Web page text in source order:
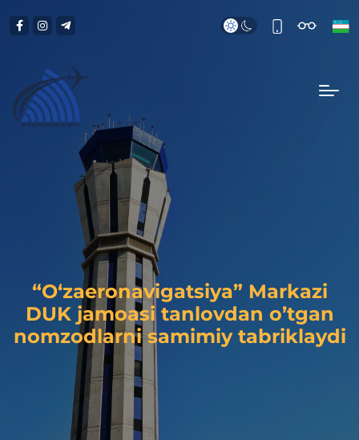
“O‘zaeronavigatsiya” Markazi
DUK jamoasi tanlovdan o’tgan
nomzodlarni samimiy tabriklaydi